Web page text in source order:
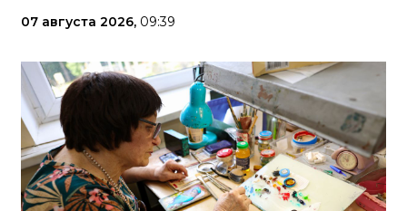
07 августа 2026, 09:39